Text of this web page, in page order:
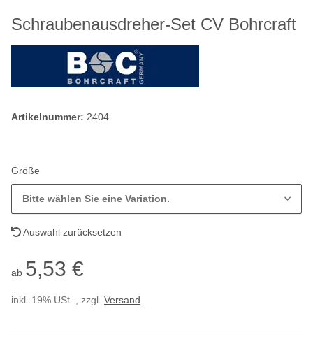
Schraubenausdreher-Set CV Bohrcraft
Artikelnummer: 2404
Größe
Bitte wählen Sie eine Variation.
Auswahl zurücksetzen
ab 5,53 €
inkl. 19% USt. , zzgl. Versand